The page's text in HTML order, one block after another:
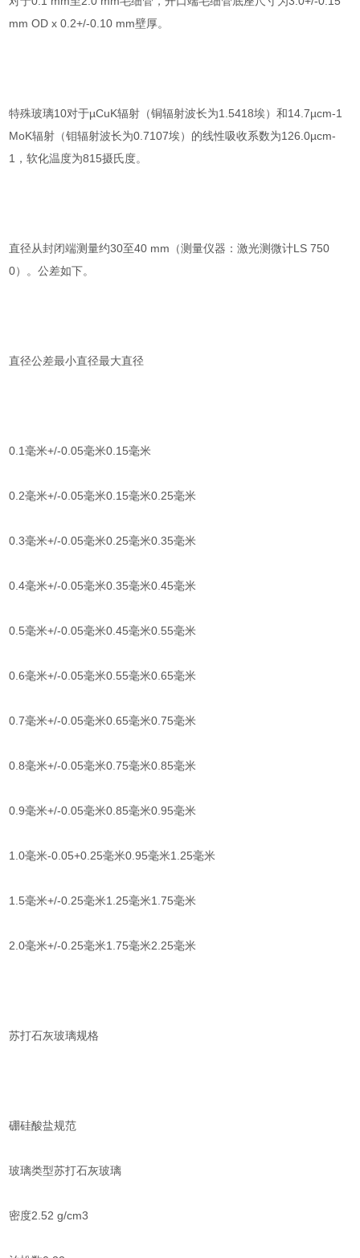
mm OD x 0.2+/-0.10 mm壁厚。
特殊玻璃10对于µCuK辐射（铜辐射波长为1.5418埃）和14.7µcm-1
MoK辐射（钼辐射波长为0.7107埃）的线性吸收系数为126.0µcm-
1，软化温度为815摄氏度。
直径从封闭端测量约30至40 mm（测量仪器：激光测微计LS 750
0）。公差如下。
直径公差最小直径最大直径
0.1毫米+/-0.05毫米0.15毫米
0.2毫米+/-0.05毫米0.15毫米0.25毫米
0.3毫米+/-0.05毫米0.25毫米0.35毫米
0.4毫米+/-0.05毫米0.35毫米0.45毫米
0.5毫米+/-0.05毫米0.45毫米0.55毫米
0.6毫米+/-0.05毫米0.55毫米0.65毫米
0.7毫米+/-0.05毫米0.65毫米0.75毫米
0.8毫米+/-0.05毫米0.75毫米0.85毫米
0.9毫米+/-0.05毫米0.85毫米0.95毫米
1.0毫米-0.05+0.25毫米0.95毫米1.25毫米
1.5毫米+/-0.25毫米1.25毫米1.75毫米
2.0毫米+/-0.25毫米1.75毫米2.25毫米
苏打石灰玻璃规格
硼硅酸盐规范
玻璃类型苏打石灰玻璃
密度2.52 g/cm3